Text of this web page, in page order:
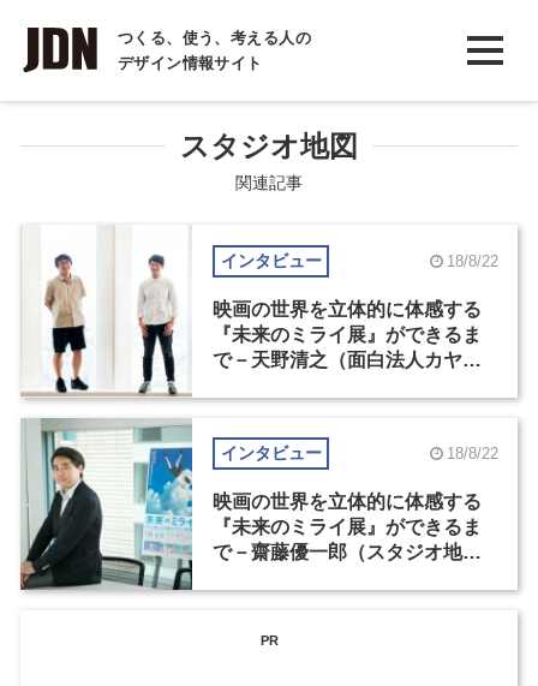
つくる、使う、考える人の
デザイン情報サイト
INTERVIEW
インタビュー
COLUMN
スタジオ地図
関連記事
インタビュー 18/8/22
映画の世界を立体的に体感する
『未来のミライ展』ができるま
で－天野清之（面白法人カヤッ
インタビュー 18/8/22
映画の世界を立体的に体感する
『未来のミライ展』ができるま
で－齋藤優一郎（スタジオ地
PR